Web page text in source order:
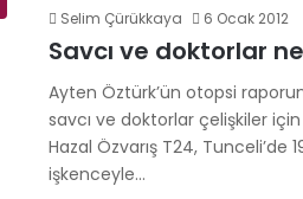
Selim Çürükkaya 6 Ocak 2012
Savcı ve doktorlar
Ayten Öztürk’ün otopsi
savcı ve doktorlar çelişkiler
Hazal Özvarış T24, Tunceli’de
işkenceyle…